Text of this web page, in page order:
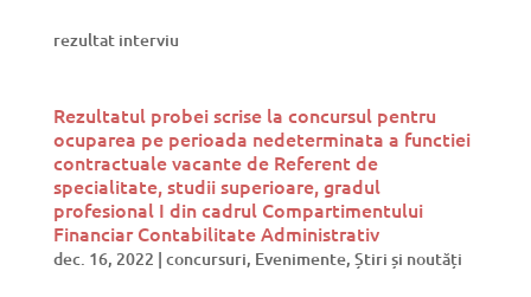
rezultat interviu
Rezultatul probei scrise la concursul pentru
ocuparea pe perioada nedeterminata a functiei
contractuale vacante de Referent de
specialitate, studii superioare, gradul
profesional I din cadrul Compartimentului
Financiar Contabilitate Administrativ
dec. 16, 2022 | concursuri, Evenimente, Știri și noutăți